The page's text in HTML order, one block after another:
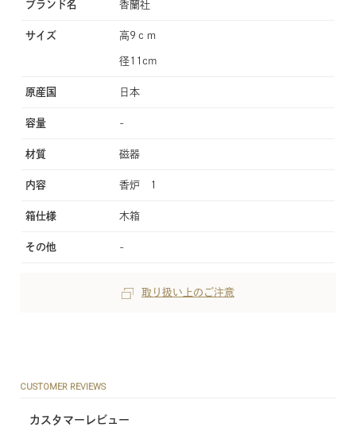
ブランド名 香蘭社
サイズ 高9ｃｍ
径11cm
原産国 日本
容量 -
材質 磁器
内容 香炉 1
箱仕様 木箱
その他 -
取り扱い上のご注意
CUSTOMER REVIEWS
カスタマーレビュー